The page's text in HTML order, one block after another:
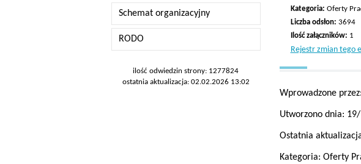
Schemat organizacyjny
RODO
ilość odwiedzin strony: 1277824
ostatnia aktualizacja: 02.02.2026 13:02
Kategoria: Oferty
Liczba odsłon: 3694
Ilość załączników: 1
Rejestr zmian tego
Wprowadzone przez:
Utworzono dnia:
Ostatnia
Kategoria: Oferty